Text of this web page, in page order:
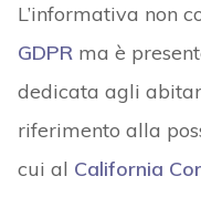
L’informativa non
GDPRma è
dedicata agli
riferimento alla
cui al California